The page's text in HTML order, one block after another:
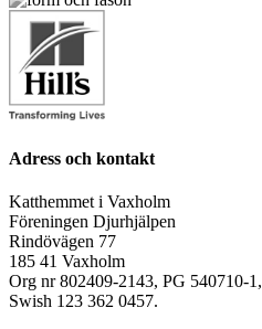
Adress och kontakt
Katthemmet i Vaxholm
Föreningen Djurhjälpen
Rindövägen 77
185 41 Vaxholm
Org nr 802409-2143, PG 540710-1,
Swish 123 362 0457.